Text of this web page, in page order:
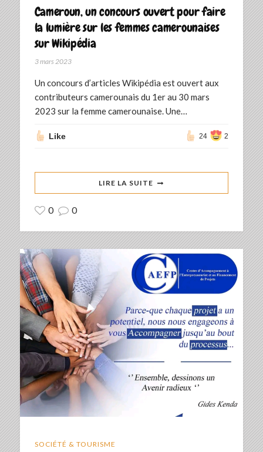
Cameroun, un concours ouvert pour faire
la lumière sur les femmes camerounaises
sur Wikipédia
3 mars 2023
Un concours d’articles Wikipédia est ouvert aux
contributeurs camerounais du 1er au 30 mars
2023 sur la femme camerounaise. Une…
Like 24 2
LIRE LA SUITE
0 0
SOCIÉTÉ & TOURISME